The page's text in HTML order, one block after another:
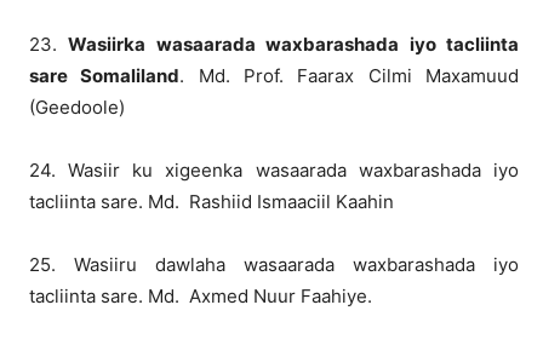
23.Wasiirka wasaarada waxbarashada iyo tacliinta
sare Somaliland. Md. Prof. Faarax Cilmi Maxamuud
(Geedoole)
24. Wasiir ku xigeenka wasaarada waxbarashada iyo
tacliinta sare. Md. Rashiid Ismaaciil Kaahin
25. Wasiiru dawlaha wasaarada waxbarashada iyo
tacliinta sare. Md. Axmed Nuur Faahiye.